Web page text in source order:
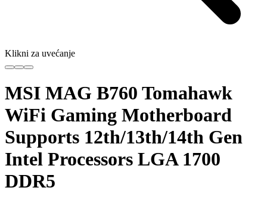
Klikni za uvećanje
MSI MAG B760 Tomahawk
WiFi Gaming Motherboard
Supports 12th/13th/14th Gen
Intel Processors LGA 1700
DDR5